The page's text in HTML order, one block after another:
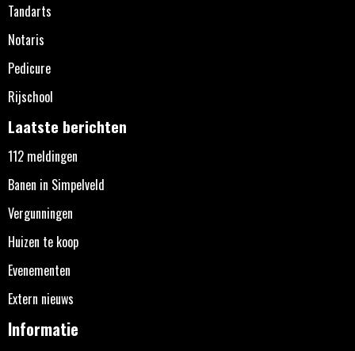
Tandarts
Notaris
Pedicure
Rijschool
Laatste berichten
112 meldingen
Banen in Simpelveld
Vergunningen
Huizen te koop
Evenementen
Extern nieuws
Informatie